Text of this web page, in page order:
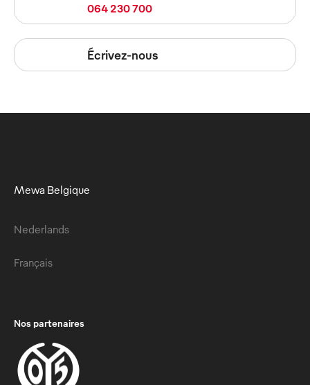
064 230 700
Écrivez-nous
Mewa Belgique
Nederlands
Français
Nos partenaires